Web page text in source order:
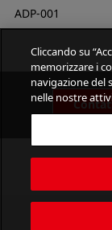
ADP-001
Cliccando su
memorizzare i
navigazione del
nelle nostre